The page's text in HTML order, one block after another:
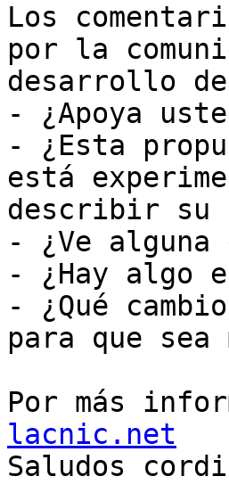
Los
por la
desarrollo
- ¿Apoya
- ¿Esta
está
describir su
- ¿Ve alguna
- ¿Hay algo
- ¿Qué
para que sea
Por más
lacnic.net
Saludos